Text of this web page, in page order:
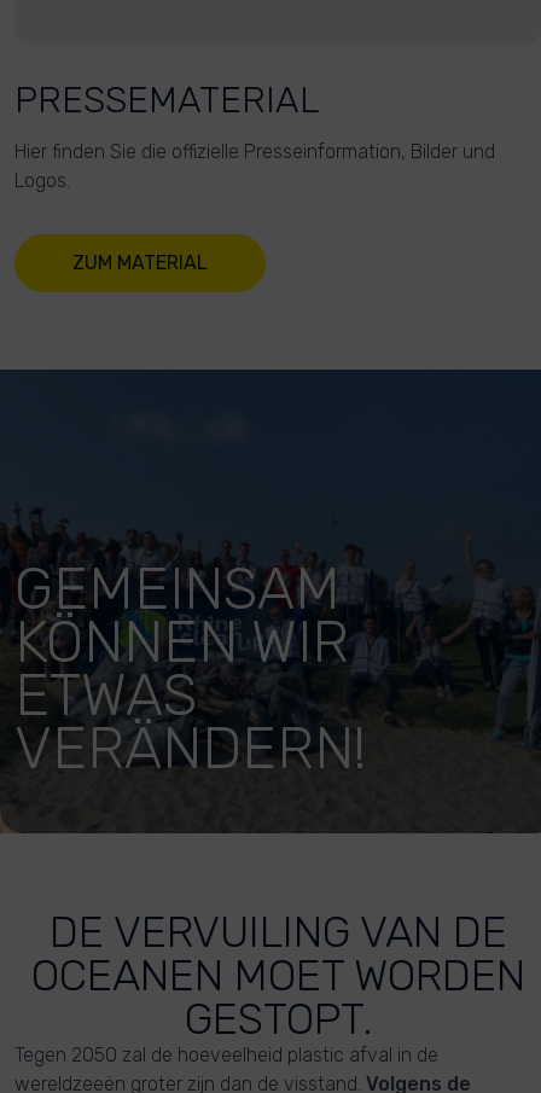
PRESSEMATERIAL
Hier finden Sie die offizielle Presseinformation, Bilder und
Logos.
ZUM MATERIAL
GEMEINSAM
KÖNNEN WIR
ETWAS
VERÄNDERN!
DE VERVUILING VAN DE
OCEANEN MOET WORDEN
GESTOPT.
Tegen 2050 zal de hoeveelheid plastic afval in de
wereldzeeën groter zijn dan de visstand. Volgens de